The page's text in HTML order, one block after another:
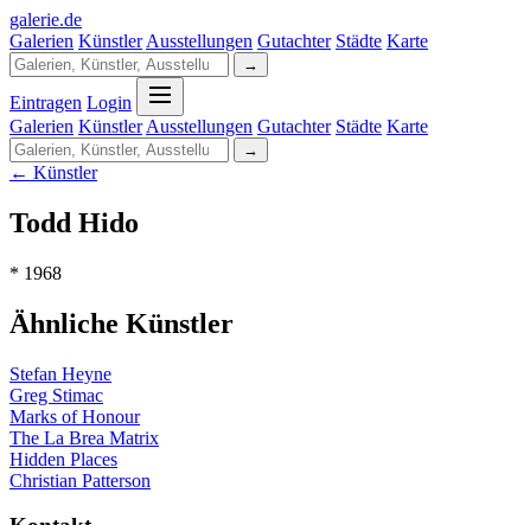
galerie.de
Galerien Künstler Ausstellungen Gutachter Städte Karte
→
Eintragen Login
Galerien Künstler Ausstellungen Gutachter Städte Karte
→
← Künstler
Todd Hido
* 1968
Ähnliche Künstler
Stefan Heyne
Greg Stimac
Marks of Honour
The La Brea Matrix
Hidden Places
Christian Patterson